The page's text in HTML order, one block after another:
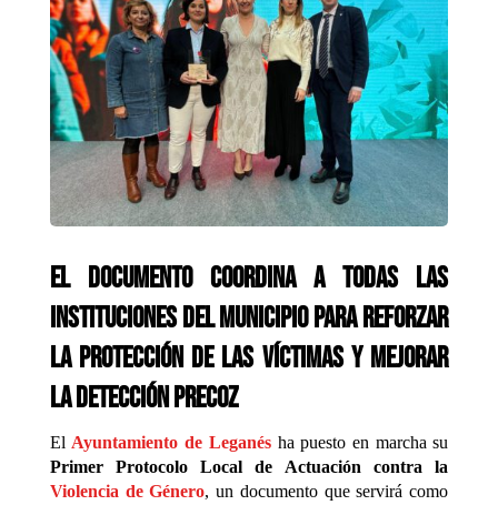
El documento coordina a todas las
instituciones del municipio para reforzar
la protección de las víctimas y mejorar
la detección precoz
El Ayuntamiento de Leganésha puesto en marcha su
Primer Protocolo Local de Actuación contra la
Violencia de Género, un documento que servirá como